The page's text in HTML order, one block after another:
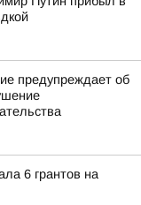
предупреждает об
6 грантов на